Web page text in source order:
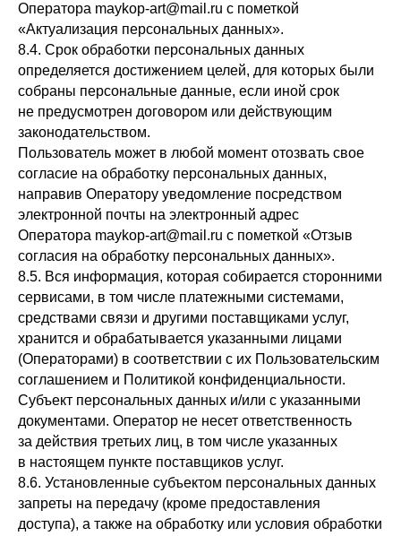
Оператора maykop-art@mail.ru с пометкой
«Актуализация персональных данных».
8.4. Срок обработки персональных данных
определяется достижением целей, для которых были
собраны персональные данные, если иной срок
не предусмотрен договором или действующим
законодательством.
Пользователь может в любой момент отозвать свое
согласие на обработку персональных данных,
направив Оператору уведомление посредством
электронной почты на электронный адрес
Оператора maykop-art@mail.ru с пометкой «Отзыв
согласия на обработку персональных данных».
8.5. Вся информация, которая собирается сторонними
сервисами, в том числе платежными системами,
средствами связи и другими поставщиками услуг,
хранится и обрабатывается указанными лицами
(Операторами) в соответствии с их Пользовательским
соглашением и Политикой конфиденциальности.
Субъект персональных данных и/или с указанными
документами. Оператор не несет ответственность
за действия третьих лиц, в том числе указанных
в настоящем пункте поставщиков услуг.
8.6. Установленные субъектом персональных данных
запреты на передачу (кроме предоставления
доступа), а также на обработку или условия обработки